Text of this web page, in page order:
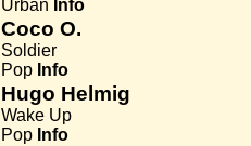
Urban Info
Coco O.
Soldier
Pop Info
Hugo Helmig
Wake Up
Pop Info